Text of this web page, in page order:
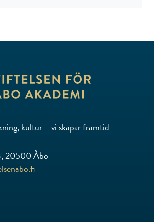
kultur – vi skapar framtid
20500 Åbo